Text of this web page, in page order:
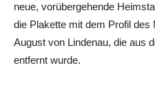
neue, vorübergehende
die Plakette mit dem Profil
August von Lindenau, die aus
entfernt wurde.